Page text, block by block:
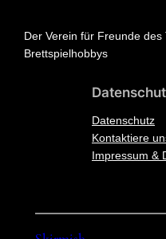
Der Verein für Freunde
Brettspielhobbys
Datenschutz
Kontaktiere
Impressum &